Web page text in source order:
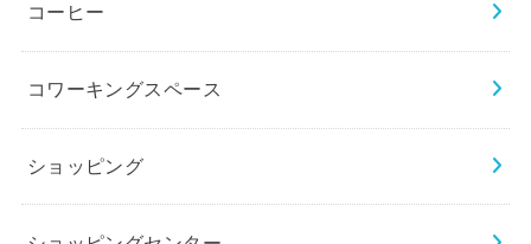
コーヒー
コワーキングスペース
ショッピング